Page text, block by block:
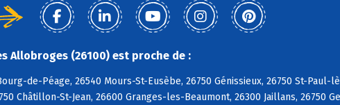
Allobroges (26100) est proche de :
de-Péage, 26540 Mours-St-Eusèbe, 26750 Génissieux, 26750 St-Paul-
Châtillon-St-Jean, 26600 Granges-les-Beaumont, 26300 Jaillans, 26750